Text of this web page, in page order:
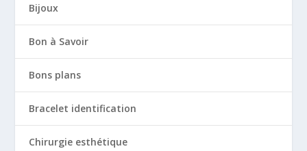
Bijoux
Bon à Savoir
Bons plans
Bracelet identification
Chirurgie esthétique